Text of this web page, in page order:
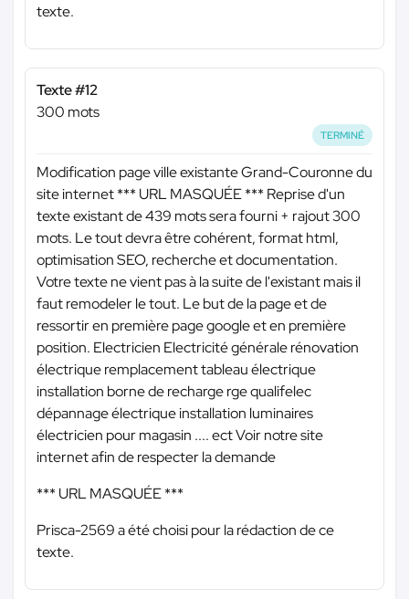
texte.
Texte #12
300 mots
TERMINÉ
Modification page ville existante Grand-Couronne du
site internet*** URL MASQUÉE *** Reprise d'un
texte existant de 439 mots sera fourni + rajout 300
mots. Le tout devra être cohérent, format html,
optimisation SEO, recherche et documentation.
Votre texte ne vient pas à la suite de l'existant mais il
faut remodeler le tout. Le but de la page et de
ressortir en première page google et en première
position. Electricien Electricité générale rénovation
électrique remplacement tableau électrique
installation borne de recharge rge qualifelec
dépannage électrique installation luminaires
électricien pour magasin .... ect Voir notre site
internet afin de respecter la demande
*** URL MASQUÉE ***
Prisca-2569 a été choisi pour la rédaction de ce
texte.